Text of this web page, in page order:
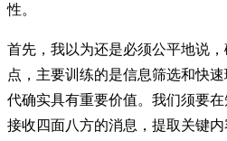
性。
首先，我以为还是必须公平地说
点，主要训练的是信息筛选和快
代确实具有重要价值。我们须要
接收四面八方的消息，提取关键